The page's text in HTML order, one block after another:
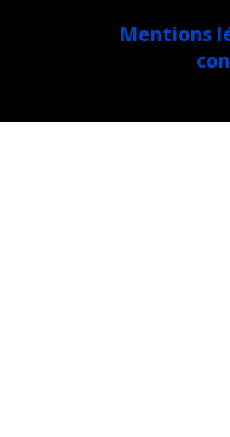
Mentions